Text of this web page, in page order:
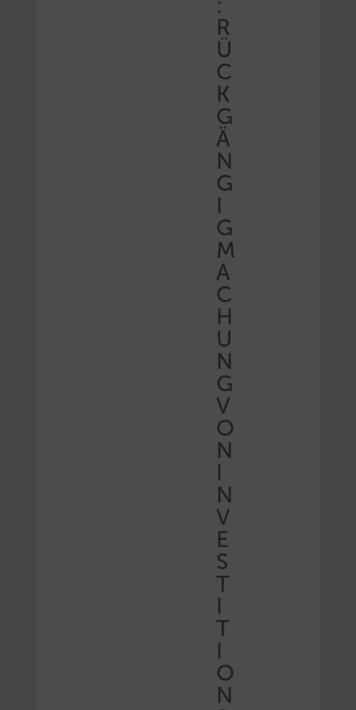
R
Ü
C
K
G
Ä
N
G
I
G
M
A
C
H
U
N
G
V
O
N
I
N
V
E
S
T
I
T
I
O
N